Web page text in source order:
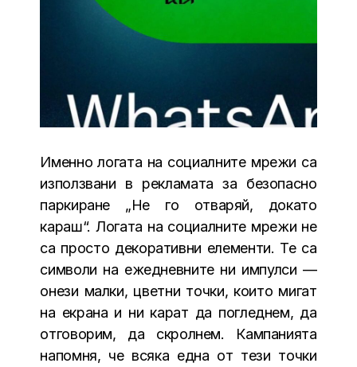
Именно логата на социалните мрежи са
използвани в рекламата за безопасно
паркиране „Не го отваряй, докато
караш“. Логата на социалните мрежи не
са просто декоративни елементи. Те са
символи на ежедневните ни импулси —
онези малки, цветни точки, които мигат
на екрана и ни карат да погледнем, да
отговорим, да скролнем. Кампанията
напомня, че всяка една от тези точки